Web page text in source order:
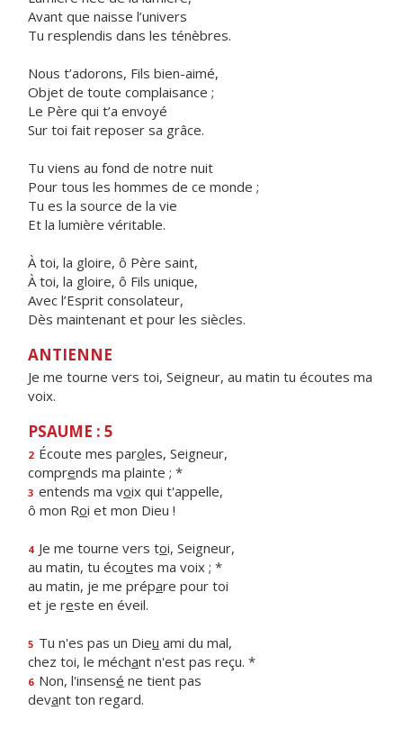
Avant que naisse l’univers
Tu resplendis dans les ténèbres.
Nous t’adorons, Fils bien-aimé,
Objet de toute complaisance ;
Le Père qui t’a envoyé
Sur toi fait reposer sa grâce.
Tu viens au fond de notre nuit
Pour tous les hommes de ce monde ;
Tu es la source de la vie
Et la lumière véritable.
À toi, la gloire, ô Père saint,
À toi, la gloire, ô Fils unique,
Avec l’Esprit consolateur,
Dès maintenant et pour les siècles.
ANTIENNE
Je me tourne vers toi, Seigneur, au matin tu écoutes ma
voix.
PSAUME : 5
2 Écoute mes paroles, Seigneur,
comprends ma plainte ; *
3 entends ma voix qui t'appelle,
ô mon Roi et mon Dieu !
4 Je me tourne vers toi, Seigneur,
au matin, tu écoutes ma voix ; *
au matin, je me prépare pour toi
et je reste en éveil.
5 Tu n'es pas un Dieu ami du mal,
chez toi, le méchant n'est pas reçu. *
6 Non, l'insensé ne tient pas
devant ton regard.